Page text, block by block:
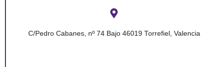
C/Pedro Cabanes, nº 74 Bajo 46019 Torrefiel, Valencia